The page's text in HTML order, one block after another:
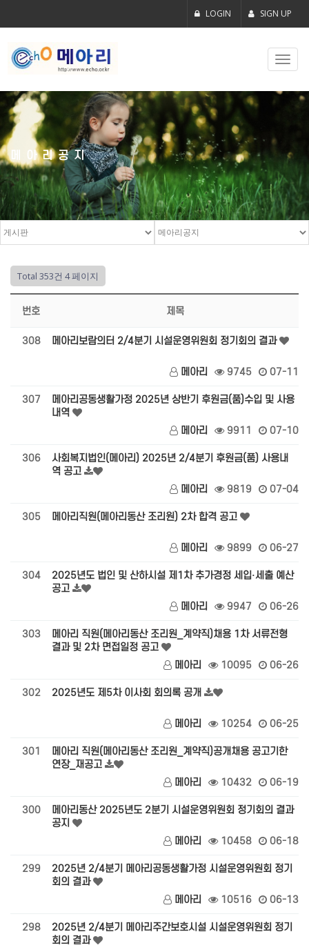
LOGIN SIGN UP
메아리공지
Total 353건 4 페이지
번호 제목
308 메아리보람의터 2/4분기 시설운영위원회 정기회의 결과
메아리 9745 07-11
307
메아리공동생활가정 2025년 상반기 후원금(품)수입 및 사용
내역
메아리
9911 07-10
306
사회복지법인(메아리) 2025년 2/4분기 후원금(품) 사용내
역 공고
메아리
9819 07-04
305 메아리직원(메아리동산 조리원) 2차 합격 공고
메아리 9899 06-27
304
2025년도 법인 및 산하시설 제1차 추가경정 세입·세출 예산
공고
메아리
9947 06-26
303
메아리 직원(메아리동산 조리원_계약직)채용 1차 서류전형
결과 및 2차 면접일정 공고
메아리
10095 06-26
302 2025년도 제5차 이사회 회의록 공개
메아리 10254 06-25
301
메아리 직원(메아리동산 조리원_계약직)공개채용 공고기한
연장_재공고
메아리
10432 06-19
300
메아리동산 2025년도 2분기 시설운영위원회 정기회의 결과
공지
메아리
10458 06-18
299
2025년 2/4분기 메아리공동생활가정 시설운영위원회 정기
회의 결과
메아리
10516 06-13
298
2025년 2/4분기 메아리주간보호시설 시설운영위원회 정기
회의 결과